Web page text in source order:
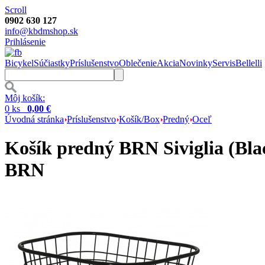
Scroll
0902 630 127
info@kbdmshop.sk
Prihlásenie
BicykelSúčiastkyPríslušenstvoOblečenieAkciaNovinkyServisBellelli
Môj košík:
0 ks 0,00 €
Úvodná stránka Príslušenstvo Košík/Box Predný Oceľ
Košík predný BRN Siviglia
BRN